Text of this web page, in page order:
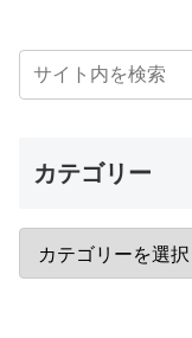
カテゴリー